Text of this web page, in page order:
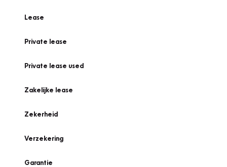
Lease
Private lease
Private lease used
Zakelijke lease
Zekerheid
Verzekering
Garantie